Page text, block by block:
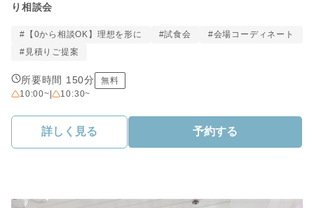
り相談会
#【0から相談OK】理想を形に #試食会
#会場コーディネート
#見積りご提案
所要時間 150分
無料
10:00~| 10:30~
詳しく見る 予約する